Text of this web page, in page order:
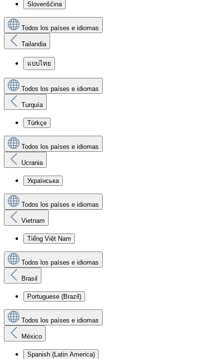
Slovenščina
Todos los países e idiomas
Tailandia
แบบไทย
Todos los países e idiomas
Turquía
Türkçe
Todos los países e idiomas
Ucrania
Українська
Todos los países e idiomas
Vietnam
Tiếng Việt Nam
Todos los países e idiomas
Brasil
Portuguese (Brazil)
Todos los países e idiomas
México
Spanish (Latin America)